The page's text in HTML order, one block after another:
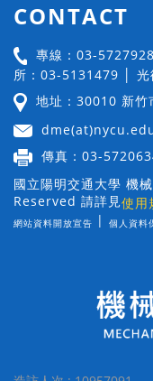
CONTACT
專線：03-
所：03-5131479 │ 光
地址：30010 新竹
傳真：03-
國立陽明交通大學 機
Reserved 請詳見使用
網站資料開放宣告 | 個人資料